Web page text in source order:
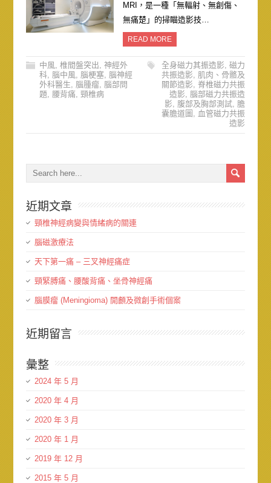
MRI，是一種「無輻射、無創傷、
無痛楚」的掃瞄造影技…
READ MORE
中風, 椎間盤突出, 神經外
科, 腦中風, 腦梗塞, 腦神經
外科醫生, 腦腫瘤, 腦部問
題, 腰背痛, 頸椎病
全身磁力其振造影,磁力
共振造影, 肌肉、骨骼及
關節造影,脊椎磁力共振
造影,腦部磁力共振造
影, 腹部及胸部測試, 膽
囊膽道圖 , 血管磁力共振
造影
近期文章
頸椎神經病變與情緒病的關連
腦磁激療法
天下第一痛 – 三叉神經痛症
頸緊膊痛、腰酸背痛、坐骨神經痛
腦膜瘤 (Meningioma) 開顱及微創手術個案
近期留言
彙整
2024 年 5 月
2020 年 4 月
2020 年 3 月
2020 年 1 月
2019 年 12 月
2015 年 5 月